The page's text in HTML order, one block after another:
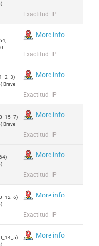
Exactitud: IP
More info
Exactitud: IP
Brave
More info
Exactitud: IP
Brave
More info
Exactitud: IP
More info
Exactitud: IP
More info
Exactitud: IP
More info